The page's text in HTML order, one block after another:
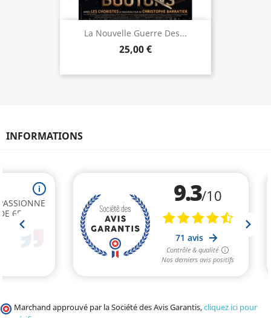
La Nouvelle Guerre Des...
25,00 €
INFORMATIONS
Marchand approuvé par la Société des Avis Garantis,cliquez ici pour